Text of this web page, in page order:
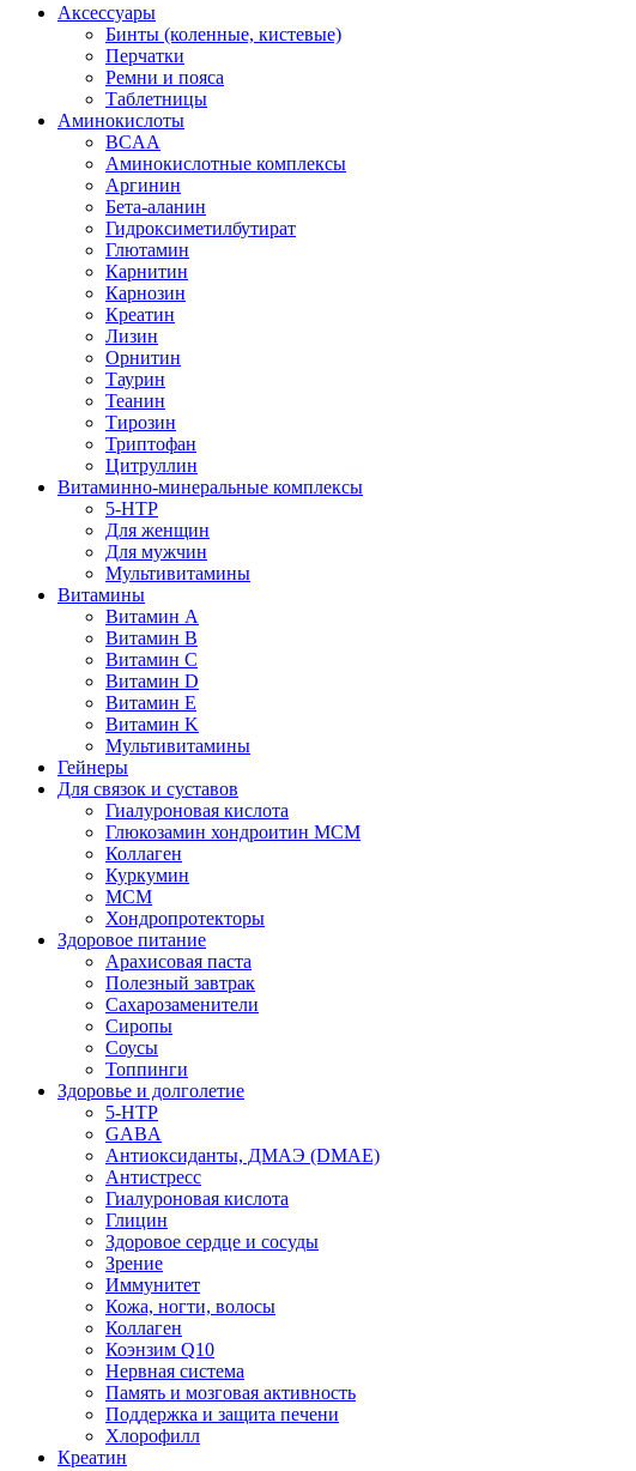
Аксессуары
Бинты (коленные, кистевые)
Перчатки
Ремни и пояса
Таблетницы
Аминокислоты
BCAA
Аминокислотные комплексы
Аргинин
Бета-аланин
Гидроксиметилбутират
Глютамин
Карнитин
Карнозин
Креатин
Лизин
Орнитин
Таурин
Теанин
Тирозин
Триптофан
Цитруллин
Витаминно-минеральные комплексы
5-HTP
Для женщин
Для мужчин
Мультивитамины
Витамины
Витамин A
Витамин B
Витамин C
Витамин D
Витамин E
Витамин K
Мультивитамины
Гейнеры
Для связок и суставов
Гиалуроновая кислота
Глюкозамин хондроитин МСМ
Коллаген
Куркумин
МСМ
Хондропротекторы
Здоровое питание
Арахисовая паста
Полезный завтрак
Сахарозаменители
Сиропы
Соусы
Топпинги
Здоровье и долголетие
5-HTP
GABA
Антиоксиданты, ДМАЭ (DMAE)
Антистресс
Гиалуроновая кислота
Глицин
Здоровое сердце и сосуды
Зрение
Иммунитет
Кожа, ногти, волосы
Коллаген
Коэнзим Q10
Нервная система
Память и мозговая активность
Поддержка и защита печени
Хлорофилл
Креатин